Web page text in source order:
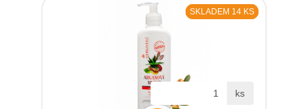
SKLADEM 14 KS
ks